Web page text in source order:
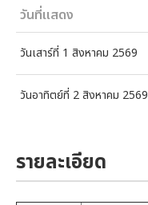
วันที่แสดง
วันเสาร์ที่ 1 สิงหาคม 2569
วันอาทิตย์ที่ 2 สิงหาคม 2569
รายละเอียด